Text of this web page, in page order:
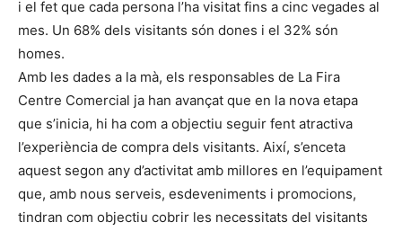
i el fet que cada persona l’ha visitat fins a cinc vegades al
mes. Un 68% dels visitants són dones i el 32% són
homes.
Amb les dades a la mà, els responsables de La Fira
Centre Comercial ja han avançat que en la nova etapa
que s’inicia, hi ha com a objectiu seguir fent atractiva
l’experiència de compra dels visitants. Així, s’enceta
aquest segon any d’activitat amb millores en l’equipament
que, amb nous serveis, esdeveniments i promocions,
tindran com objectiu cobrir les necessitats del visitants